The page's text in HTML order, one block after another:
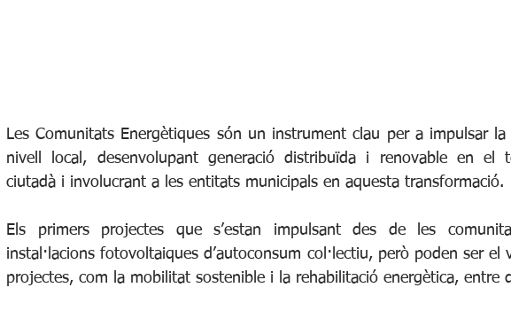
Les Comunitats Energètiques són un instrument clau per a impulsar
nivell local, desenvolupant generació distribuïda i renovable en el
ciutadà i involucrant a les entitats municipals en aquesta transformació.
Els primers projectes que s’estan impulsant des de les
instal·lacions fotovoltaiques d’autoconsum col·lectiu, però poden ser el
projectes, com la mobilitat sostenible i la rehabilitació energètica, entre